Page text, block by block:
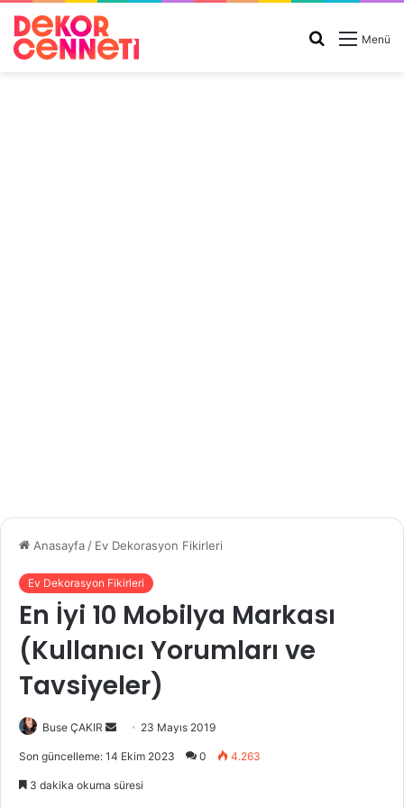
Menü
Arama
Anasayfa / Ev Dekorasyon Fikirleri
Ev Dekorasyon Fikirleri
En İyi 10 Mobilya Markası
(Kullanıcı Yorumları ve
Tavsiyeler)
Buse ÇAKIR
e
23 Mayıs 2019
Son güncelleme: 14 Ekim 2023 0 4.263
3 dakika okuma süresi